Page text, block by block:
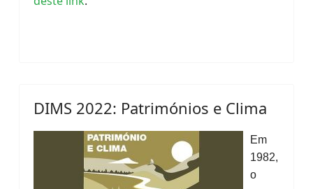
DIMS 2022: Patrimónios e Clima
Em
1982,
o